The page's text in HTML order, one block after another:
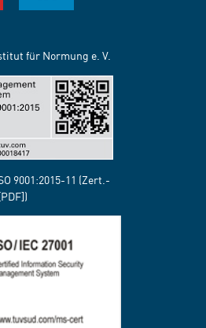
für Normung e. V.
9001:2015-11 (Zert.-